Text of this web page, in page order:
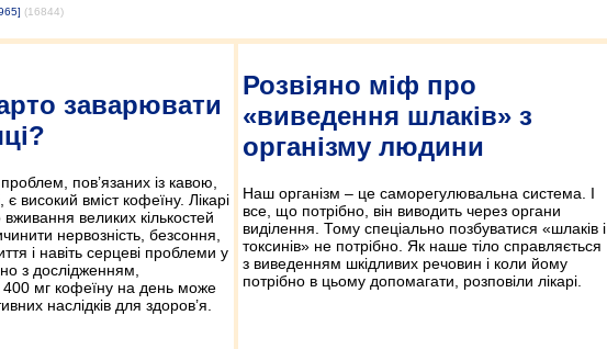
(16844)
заварювати
пов’язаних із кавою,
високий вміст кофеїну. Лікарі
великих кількостей
нервоз­ність, безсоння,
і навіть серцеві проблеми у
з дослідженням,
мг кофеїну на день може
наслідків для здоров’я.
Розвіяно міф про
«виведення шлаків» з
організму людини
Наш організм – це саморегулювальна система. І
все, що потрібно, він виводить через органи
виділення. Тому спеціально позбуватися «шлаків і
токсинів» не потрібно. Як наше тіло справляється
з виведенням шкідливих речовин і коли йому
потрібно в цьому допомагати, розповіли лікарі.